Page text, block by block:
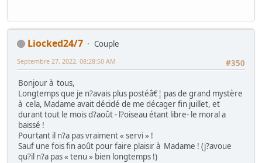
Liocked24/7
Couple
#350
Septembre 27, 2022, 08:28:50 AM
Bonjour à tous,
Longtemps que je n?avais plus postéâ€¦ pas de grand mystère
à cela, Madame avait décidé de me décager fin juillet, et
durant tout le mois d?août - l?oiseau étant libre- le moral a
baissé !
Pourtant il n?a pas vraiment « servi » !
Sauf une fois fin août pour faire plaisir à Madame ! (j?avoue
qu?il n?a pas « tenu » bien longtemps !)